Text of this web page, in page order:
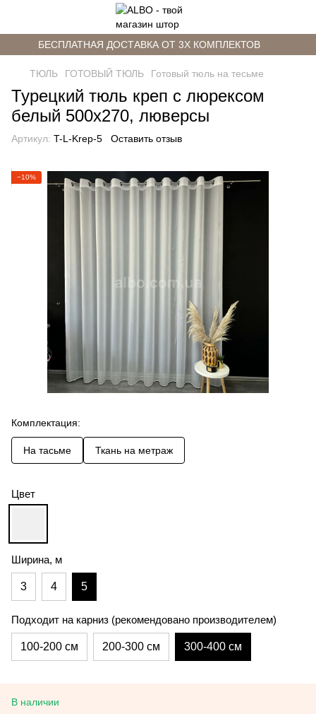
БЕСПЛАТНАЯ ДОСТАВКА ОТ 3Х КОМПЛЕКТОВ
ТЮЛЬ ГОТОВЫЙ ТЮЛЬ Готовый тюль на тесьме
Турецкий тюль креп с люрексом
белый 500х270, люверсы
Артикул: T-L-Krep-5 Оставить отзыв
−10%
Комплектация:
На тасьме Ткань на метраж
Цвет
Ширина, м
3 4 5
Подходит на карниз (рекомендовано производителем)
100-200 см 200-300 см 300-400 см
В наличии